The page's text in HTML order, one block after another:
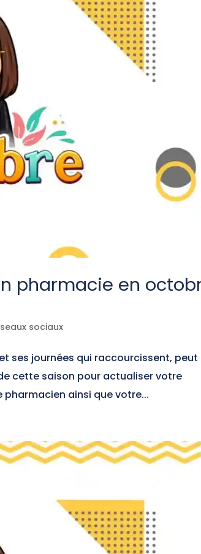
pharmacie en
sociaux
ses journées qui raccourcissent, peut
cette saison pour actualiser votre
ainsi que votre...